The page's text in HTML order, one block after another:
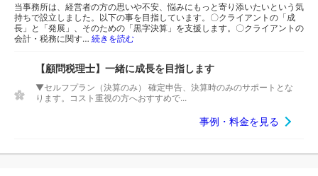
当事務所は、経営者の方の思いや不安、悩みにもっと寄り添いたいという気
持ちで設立しました。以下の事を目指しています。〇クライアントの「成
長」と「発展」、そのための「黒字決算」を支援します。〇クライアントの
会計・税務に関す… 続きを読む
【顧問税理士】一緒に成長を目指します
▼セルフプラン（決算のみ） 確定申告、決算時のみのサポートとな
ります。コスト重視の方へおすすめで...
事例・料金を見る